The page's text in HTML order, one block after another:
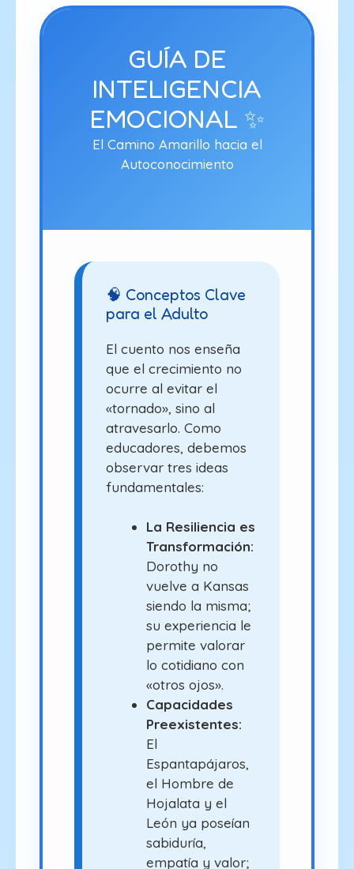
GUÍA DE
INTELIGENCIA
EMOCIONAL ✨
El Camino Amarillo hacia el
Autoconocimiento
🧠 Conceptos Clave
para el Adulto
El cuento nos enseña
que el crecimiento no
ocurre al evitar el
«tornado», sino al
atravesarlo. Como
educadores, debemos
observar tres ideas
fundamentales:
La Resiliencia es
Transformación:
Dorothy no
vuelve a Kansas
siendo la misma;
su experiencia le
permite valorar
lo cotidiano con
«otros ojos».
Capacidades
Preexistentes:
El
Espantapájaros,
el Hombre de
Hojalata y el
León ya poseían
sabiduría,
empatía y valor;